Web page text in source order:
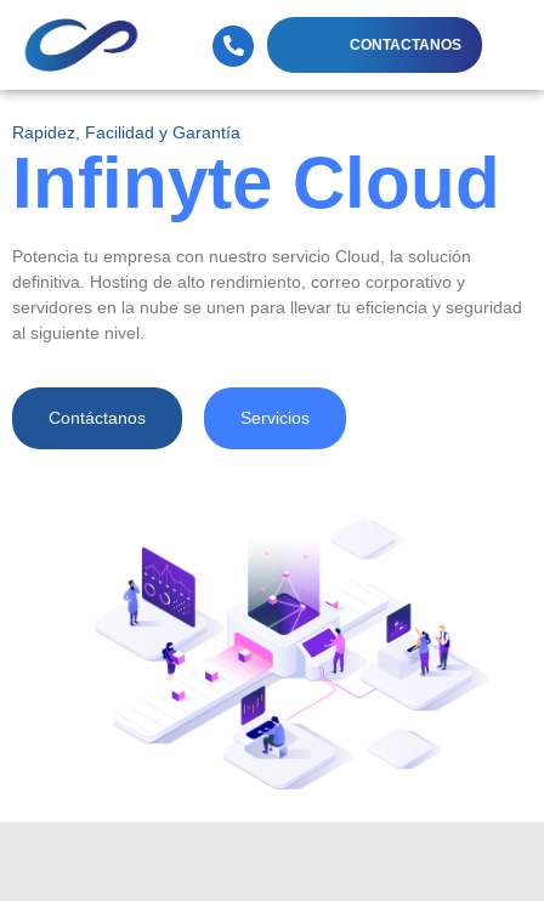
CONTACTANOS
Rapidez, Facilidad y Garantía
Infinyte Cloud
Potencia tu empresa con nuestro servicio Cloud, la solución
definitiva. Hosting de alto rendimiento, correo corporativo y
servidores en la nube se unen para llevar tu eficiencia y seguridad
al siguiente nivel.
Contáctanos Servicios